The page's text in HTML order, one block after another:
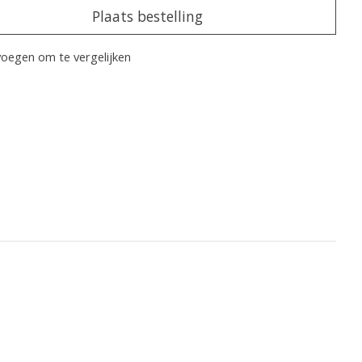
Plaats bestelling
om te vergelijken